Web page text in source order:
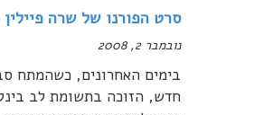
סרט הפורנו של שרה
נובמבר 2, 2008
בימים האחרונים, כשהמתח
חדש, הזוכה בתשומת לב